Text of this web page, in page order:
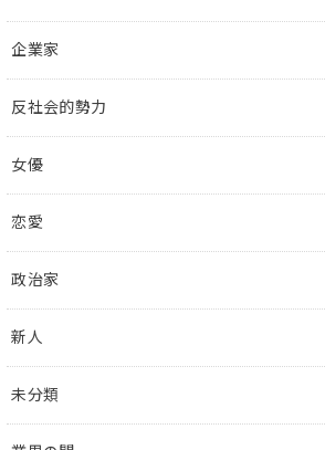
企業家
反社会的勢力
女優
恋愛
政治家
新人
未分類